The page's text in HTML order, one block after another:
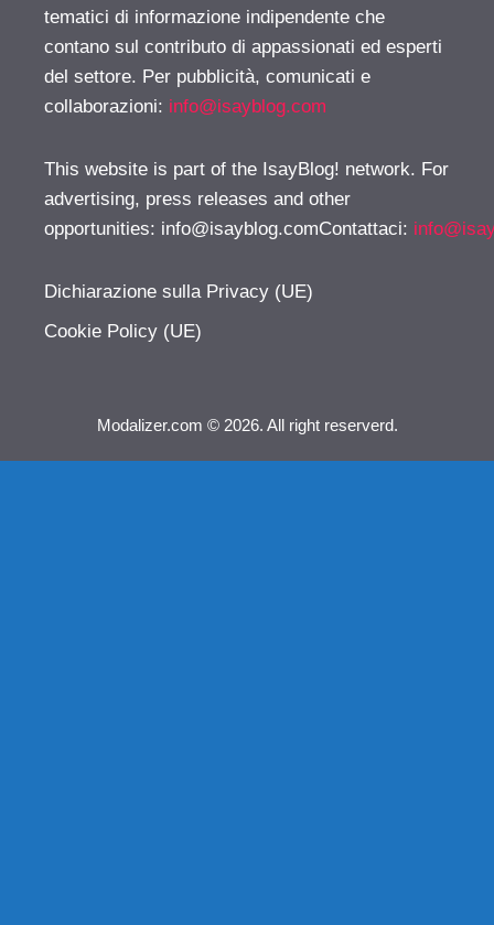
tematici di informazione indipendente che
contano sul contributo di appassionati ed esperti
del settore. Per pubblicità, comunicati e
collaborazioni: info@isayblog.com
This website is part of the IsayBlog! network. For
advertising, press releases and other
opportunities: info@isayblog.comContattaci:
Dichiarazione sulla Privacy (UE)
Cookie Policy (UE)
Modalizer.com © 2026. All right reserverd.